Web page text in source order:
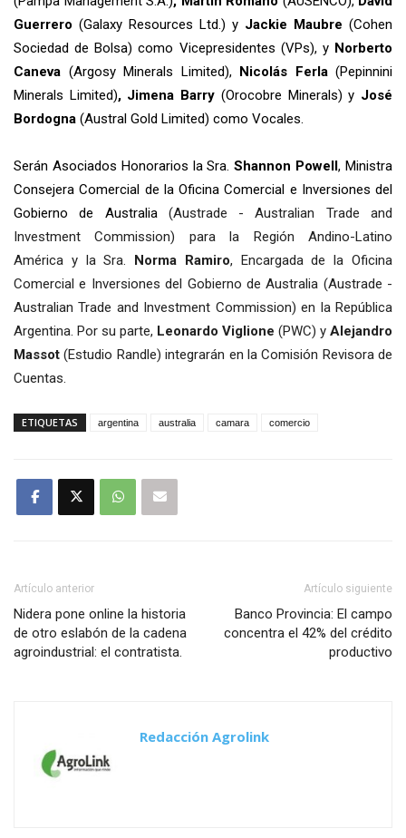
Guerrero (Galaxy Resources Ltd.) y Jackie Maubre (Cohen
Sociedad de Bolsa) como Vicepresidentes (VPs), y Norberto
Caneva (Argosy Minerals Limited), Nicolás Ferla(Pepinnini
Minerals Limited), Jimena Barry (Orocobre Minerals) y José
Bordogna (Austral Gold Limited) como Vocales.
Serán Asociados Honorarios la Sra.Shannon Powell, Ministra
Consejera Comercial de la Oficina Comercial e Inversiones del
Gobierno de Australia (Austrade - Australian Trade and
Investment Commission) para la Región Andino-Latino
América y la Sra. Norma Ramiro, Encargada de la Oficina
Comercial e Inversiones del Gobierno de Australia (Austrade -
Australian Trade and Investment Commission) en la República
Argentina. Por su parte, Leonardo Viglione (PWC) y Alejandro
Massot (Estudio Randle) integrarán en la Comisión Revisora de
Cuentas.
ETIQUETAS argentina australia camara comercio
Artículo anterior
Nidera pone online la historia
de otro eslabón de la cadena
agroindustrial: el contratista.
Artículo siguiente
Banco Provincia: El campo
concentra el 42% del crédito
productivo
Redacción Agrolink